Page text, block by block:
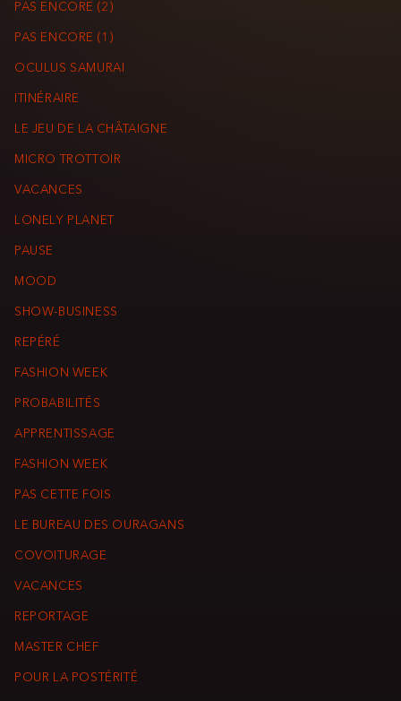
PAS ENCORE (2)
PAS ENCORE (1)
OCULUS SAMURAI
ITINÉRAIRE
LE JEU DE LA CHÂTAIGNE
MICRO TROTTOIR
VACANCES
LONELY PLANET
PAUSE
MOOD
SHOW-BUSINESS
REPÉRÉ
FASHION WEEK
PROBABILITÉS
APPRENTISSAGE
FASHION WEEK
PAS CETTE FOIS
LE BUREAU DES OURAGANS
COVOITURAGE
VACANCES
REPORTAGE
MASTER CHEF
POUR LA POSTÉRITÉ